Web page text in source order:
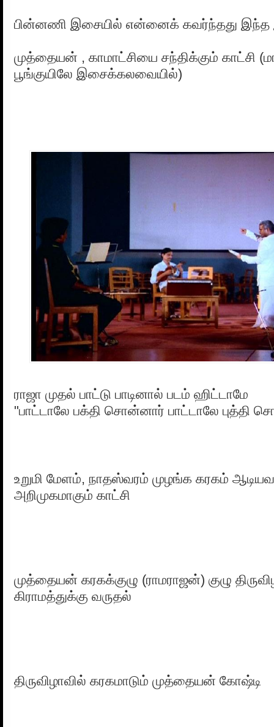
பின்னணி இசையில் என்னைக் கவர்ந்தது
முத்தையன் , காமாட்சியை சந்திக்கும் காட்சி
பூங்குயிலே இசைக்கலவையில்)
ராஜா முதல் பாட்டு பாடினால் படம் ஹிட்டாமே
"பாட்டாலே பக்தி சொன்னார் பாட்டாலே புத்தி
உறுமி மேளம், நாதஸ்வரம் முழங்க கரகம்
அறிமுகமாகும் காட்சி
முத்தையன் கரகக்குழு (ராமராஜன்) குழு
கிராமத்துக்கு வருதல்
திருவிழாவில் கரகமாடும் முத்தையன் கோஷ்டி